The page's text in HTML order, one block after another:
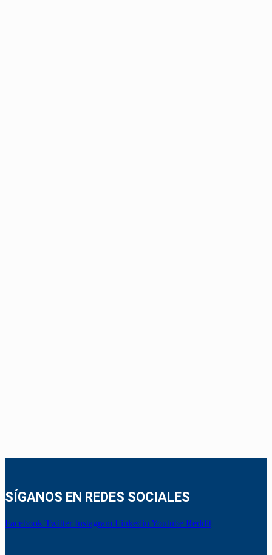
SÍGANOS EN REDES SOCIALES
Facebook Twitter Instagram Linkedin Youtube Reddit